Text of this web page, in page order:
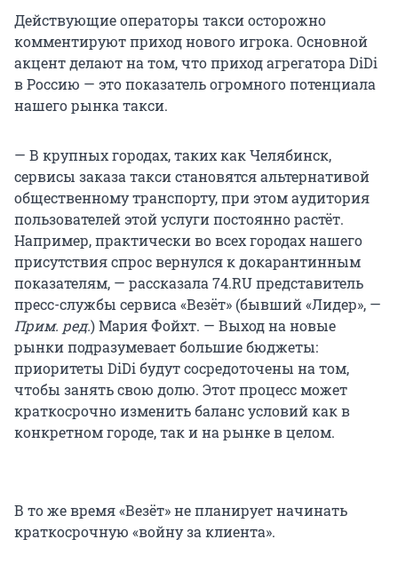
Действующие операторы такси осторожно
комментируют приход нового игрока. Основной
акцент делают на том, что приход агрегатора DiDi
в Россию — это показатель огромного потенциала
нашего рынка такси.
— В крупных городах, таких как Челябинск,
сервисы заказа такси становятся альтернативой
общественному транспорту, при этом аудитория
пользователей этой услуги постоянно растёт.
Например, практически во всех городах нашего
присутствия спрос вернулся к докарантинным
показателям, — рассказала 74.RU представитель
пресс-службы сервиса «Везёт» (бывший «Лидер», —
Прим. ред.) Мария Фойхт. — Выход на новые
рынки подразумевает большие бюджеты:
приоритеты DiDi будут сосредоточены на том,
чтобы занять свою долю. Этот процесс может
краткосрочно изменить баланс условий как в
конкретном городе, так и на рынке в целом.
В то же время «Везёт» не планирует начинать
краткосрочную «войну за клиента».